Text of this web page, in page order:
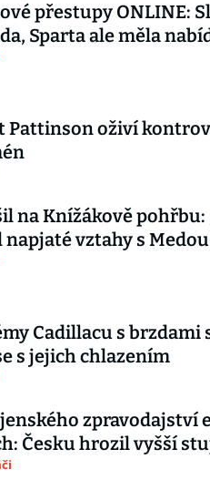
přestupy ONLINE:
Sparta ale měla
Pattinson oživí
na Knížákově pohřbu:
vztahy s
Cadillacu s brzdami
s jejich chlazením
zpravodajství
Česku hrozil vyšší